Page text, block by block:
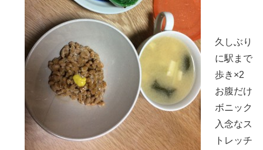
久しぶり
に駅まで
歩き×2
お腹だけ
ボニック
入念なス
トレッチ